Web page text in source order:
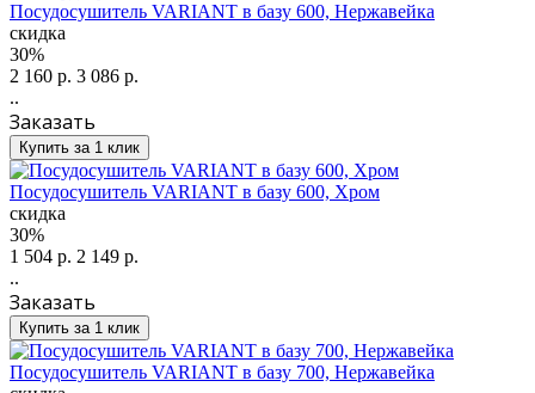
Посудосушитель VARIANT в базу 600, Нержавейка
скидка
30%
2 160 р. 3 086 р.
..
Заказать
Купить за 1 клик
Посудосушитель VARIANT в базу 600, Хром
скидка
30%
1 504 р. 2 149 р.
..
Заказать
Купить за 1 клик
Посудосушитель VARIANT в базу 700, Нержавейка